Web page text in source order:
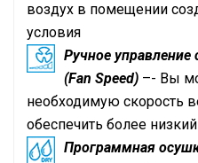
воздух в помещении
условия
Ручное управление
(Fan Speed) –- Вы
необходимую скорость
обеспечить более
Программная